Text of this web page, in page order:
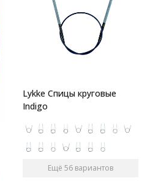
Lykke Спицы круговые
Indigo
Ещё 56 вариантов